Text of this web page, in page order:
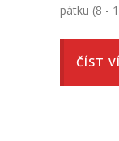
pátku (8 -
ČÍST